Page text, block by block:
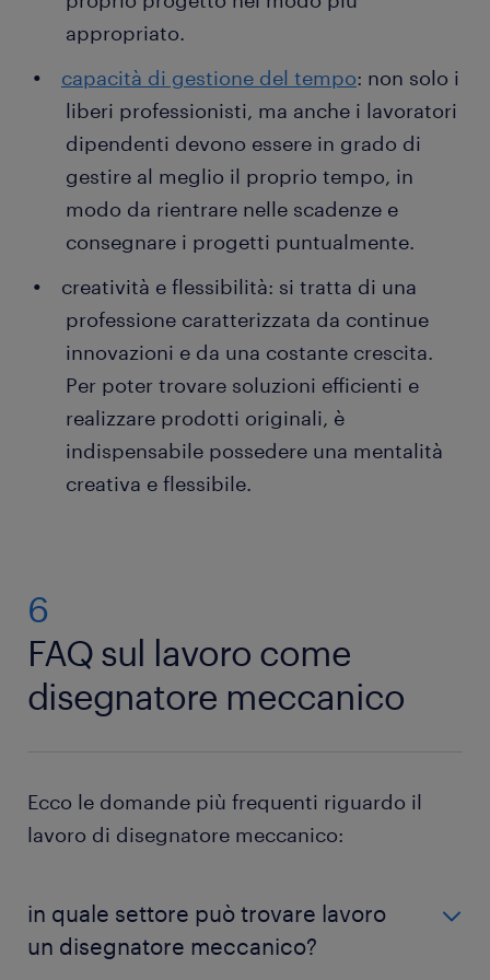
appropriato.
capacità di gestione del tempo: non solo i
liberi professionisti, ma anche i lavoratori
dipendenti devono essere in grado di
gestire al meglio il proprio tempo, in
modo da rientrare nelle scadenze e
consegnare i progetti puntualmente.
creatività e flessibilità: si tratta di una
professione caratterizzata da continue
innovazioni e da una costante crescita.
Per poter trovare soluzioni efficienti e
realizzare prodotti originali, è
indispensabile possedere una mentalità
creativa e flessibile.
6
FAQ sul lavoro come
disegnatore meccanico
Ecco le domande più frequenti riguardo il
lavoro di disegnatore meccanico:
in quale settore può trovare lavoro
un disegnatore meccanico?